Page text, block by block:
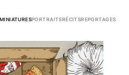
PORTRAITSRÉCITSREPORTAGES